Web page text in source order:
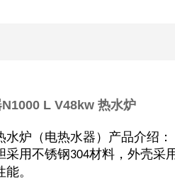
L V48kw 热水炉
水炉（电热水器）产品介绍：
采用不锈钢304材料，外壳采
。